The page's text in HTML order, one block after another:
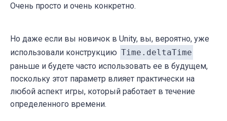
Очень просто и очень конкретно.
Но даже если вы новичок в Unity, вы, вероятно, уже
использовали конструкцию Time.deltaTime
раньше и будете часто использовать ее в будущем,
поскольку этот параметр влияет практически на
любой аспект игры, который работает в течение
определенного времени.